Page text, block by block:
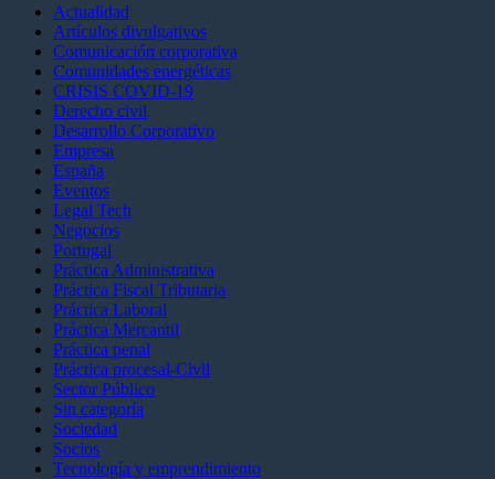
Actualidad
Artículos divulgativos
Comunicación corporativa
Comunidades energéticas
CRISIS COVID-19
Derecho civil
Desarrollo Corporativo
Empresa
España
Eventos
Legal Tech
Negocios
Portugal
Práctica Administrativa
Práctica Fiscal Tributaria
Práctica Laboral
Práctica Mercantil
Práctica penal
Práctica procesal-Civll
Sector Público
Sin categoría
Sociedad
Socios
Tecnología y emprendimiento